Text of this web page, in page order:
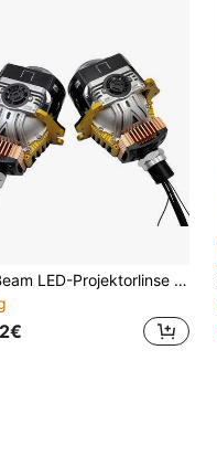
Dual-Beam LED-Projektorlinse 3 Zoll mit dreifachem Reflektorkegel, Doppellüfter, Fern-/Nahlicht, 150W, professionelles Retrofit-Licht, zerstörungsfreie Installation, quadratische Linse, 2 Stücke/Packung